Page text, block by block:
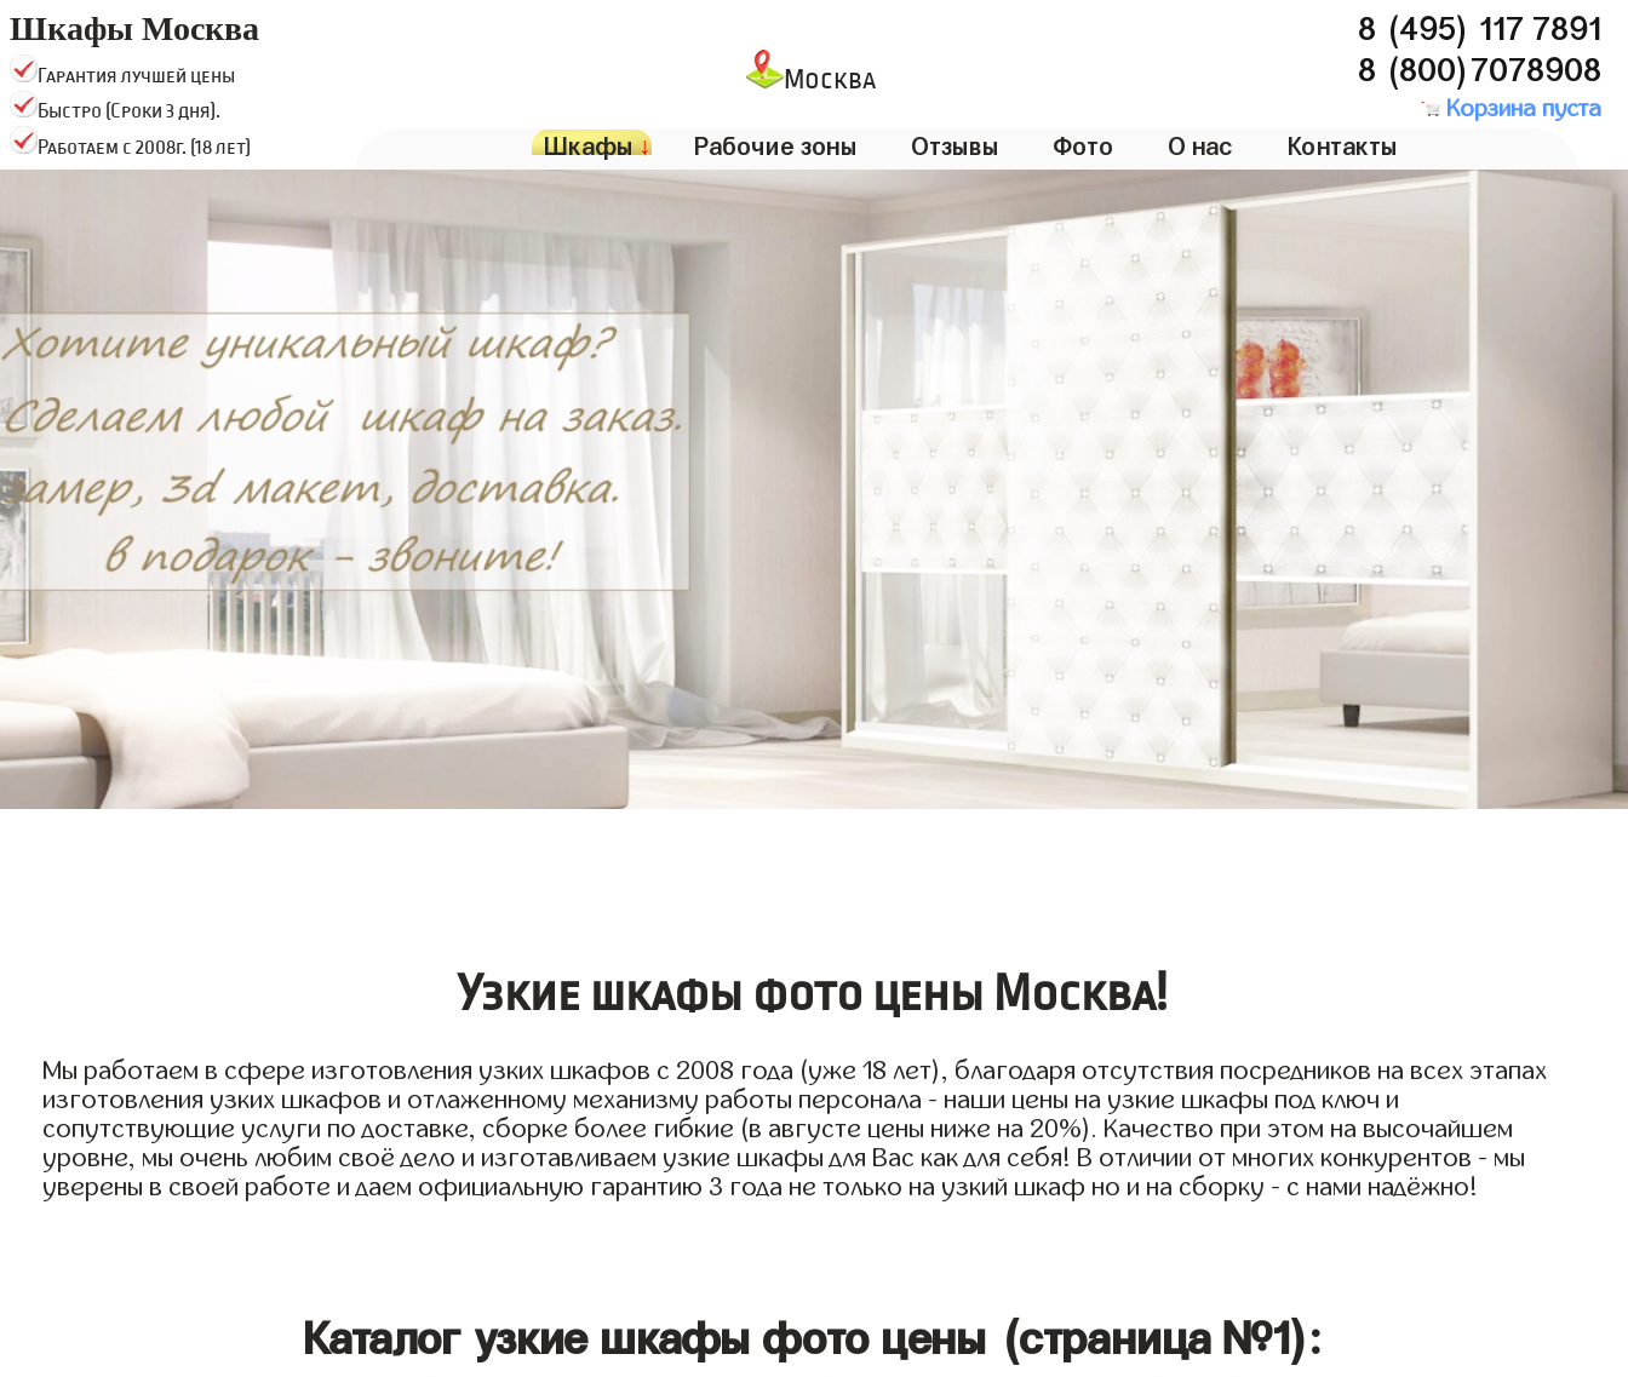
Шкафы Москва
Гарантия лучшей цены
Быстро (Сроки 3 дня).
Работаем с 2008г. (18 лет)
Москва
8 (495) 117 7891
8 (800)7078908
Корзина пуста
Шкафы↓ Рабочие зоны Отзывы Фото О нас Контакты
Узкие шкафы фото цены Москва!
Мы работаем в сфере изготовления узких шкафов с 2008 года (уже 18 лет), благодаря отсутствия посредников на всех этапах
изготовления узких шкафов и отлаженному механизму работы персонала - наши цены на узкие шкафы под ключ и
сопутствующие услуги по доставке, сборке более гибкие (в августе цены ниже на 20%). Качество при этом на высочайшем
уровне, мы очень любим своё дело и изготавливаем узкие шкафы для Вас как для себя! В отличии от многих конкурентов - мы
уверены в своей работе и даем официальную гарантию 3 года не только на узкий шкаф но и на сборку - с нами надёжно!
Каталог узкие шкафы фото цены (страница №1):